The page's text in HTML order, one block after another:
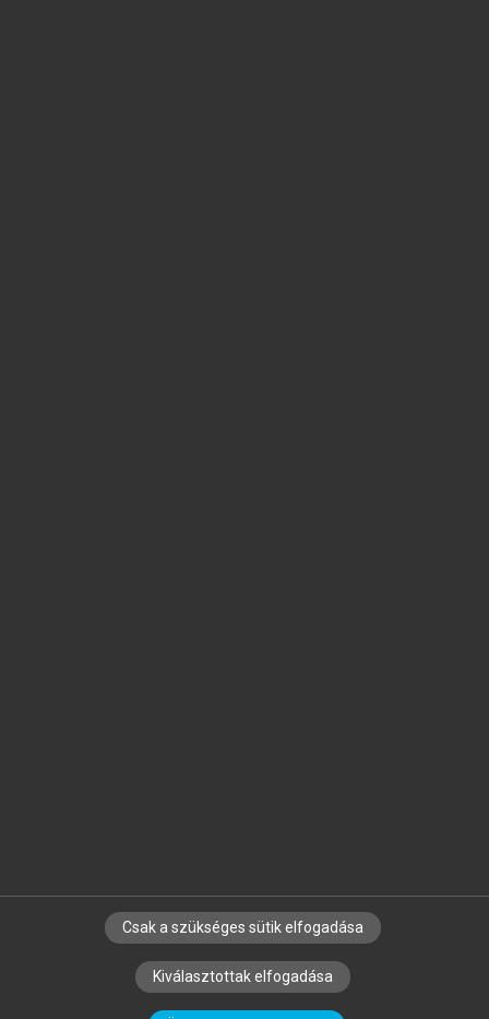
SZERZŐKNEK CÉGEKNEK KÖNYVTÁROSOKNAK
SZERKESZTÉSI ÉS LEKTORÁLÁSI ALAPELVEK
Csak a szükséges sütik elfogadása
Kiválasztottak elfogadása